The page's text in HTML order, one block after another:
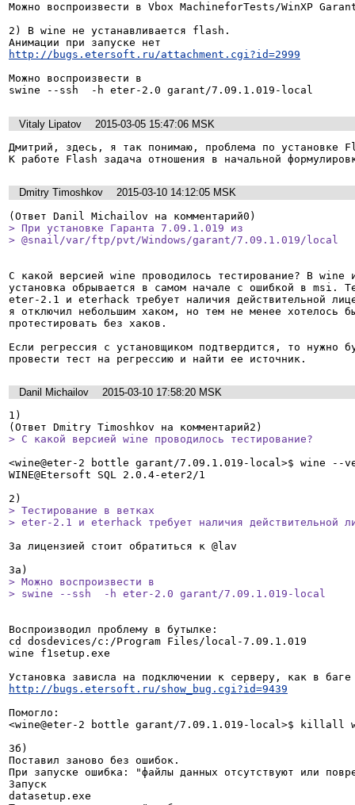
Можно воспроизвести в Vbox MachineforTests/WinXP
2) В wine не устанавливается flash.
http://bugs.etersoft.ru/attachment.cgi?id=2999
Можно воспроизвести в
swine --ssh  -h eter-2.0 garant/7.09.1.019-local
Vitaly Lipatov
2015-03-05 15:47:06 MSK
Дмитрий, здесь, я так понимаю, проблема по установке
К работе Flash задача отношения в начальной
Dmitry Timoshkov
2015-03-10 14:12:05 MSK
> При установке Гаранта 7.09.1.019 из
> @snail/var/ftp/pvt/Windows/garant/7.09.1.019/local
С какой версией wine проводилось тестирование? В wine
установка обрывается в самом начале с ошибкой в msi.
eter-2.1 и eterhack требует наличия действительной
я отключил небольшим хаком, но тем не менее хотелось
протестировать без хаков.
Если регрессия с установщиком подтвердится, то нужно
провести тест на регрессию и найти ее источник.
Danil Michailov
2015-03-10 17:58:20 MSK
1)
> С какой версией wine проводилось тестирование?
<wine@eter-2 bottle garant/7.09.1.019-local>$ wine --
WINE@Etersoft SQL 2.0.4-eter2/1
> Тестирование в ветках
> eter-2.1 и eterhack требует наличия действительной
За лицензией стоит обратиться к @lav
> Можно воспроизвести в
> swine --ssh  -h eter-2.0 garant/7.09.1.019-local
Воспроизводил проблему в бутылке:
cd dosdevices/c:/Program Files/local-7.09.1.019
wine f1setup.exe
http://bugs.etersoft.ru/show_bug.cgi?id=9439
Помогло:
<wine@eter-2 bottle garant/7.09.1.019-local>$ killall
3б)
Поставил заново без ошибок.
При запуске ошибка: "файлы данных отсутствуют или
Запуск
datasetup.exe